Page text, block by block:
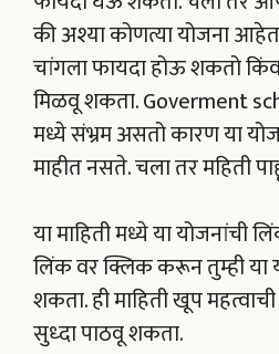
की अश्या कोणत्या योजना
चांगला फायदा होऊ शकतो
मिळवू शकता. Goverment
मध्ये संभ्रम असतो कारण या
माहीत नसते. चला तर महिती
या माहिती मध्ये या योजनांची
लिंक वर क्लिक करून तुम्ही या
शकता. ही माहिती खूप
सुध्दा पाठवू शकता.